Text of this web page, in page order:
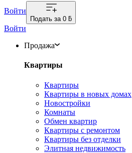
Войти
Подать за 0 ƃ
Войти
Продажа
Квартиры
Квартиры
Квартиры в новых домах
Новостройки
Комнаты
Обмен квартир
Квартиры с ремонтом
Квартиры без отделки
Элитная недвижимость